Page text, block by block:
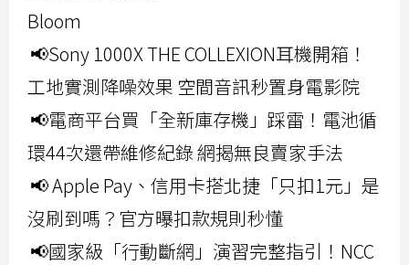
Bloom
📢Sony 1000X THE COLLEXION耳機開箱！
工地實測降噪效果 空間音訊秒置身電影院
📢電商平台買「全新庫存機」踩雷！電池循
環44次還帶維修紀錄 網揭無良賣家手法
📢 Apple Pay、信用卡搭北捷「只扣1元」是
沒刷到嗎？官方曝扣款規則秒懂
📢國家級「行動斷網」演習完整指引！NCC